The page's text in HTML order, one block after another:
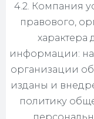
4.2. Компания
правового,
информации:
организации
изданы и
политику